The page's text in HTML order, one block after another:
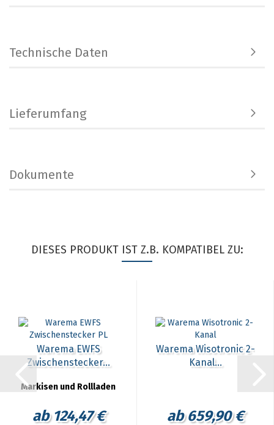
Technische Daten
Lieferumfang
Dokumente
DIESES PRODUKT IST Z.B. KOMPATIBEL ZU:
Warema EWFS
Zwischenstecker...
Markisen und Rollladen
ab 124,47 €
Warema Wisotronic 2-
Kanal...
ab 659,90 €